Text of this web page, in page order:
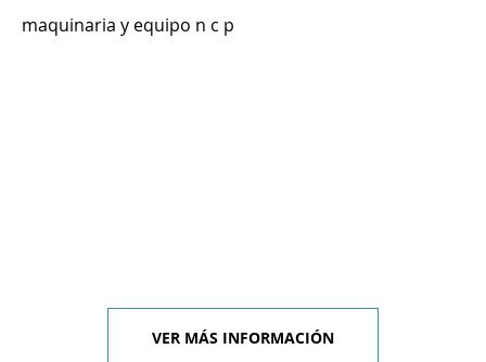
maquinaria y equipo n c p
VER MÁS INFORMACIÓN